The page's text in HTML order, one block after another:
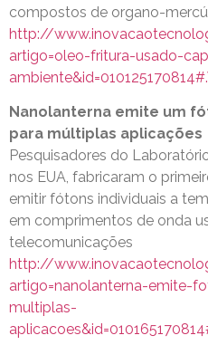
compostos de organo-
http://
artigo=oleo-fritura-usado-
Nanolanterna emite um
para múltiplas aplicações
Pesquisadores do
nos EUA, fabricaram o
emitir fótons individuais a
em comprimentos de onda
telecomunicações
http://
artigo=nanolanterna-emite-
multiplas-